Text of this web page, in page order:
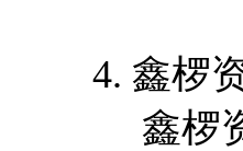
4. 鑫椤
鑫椤